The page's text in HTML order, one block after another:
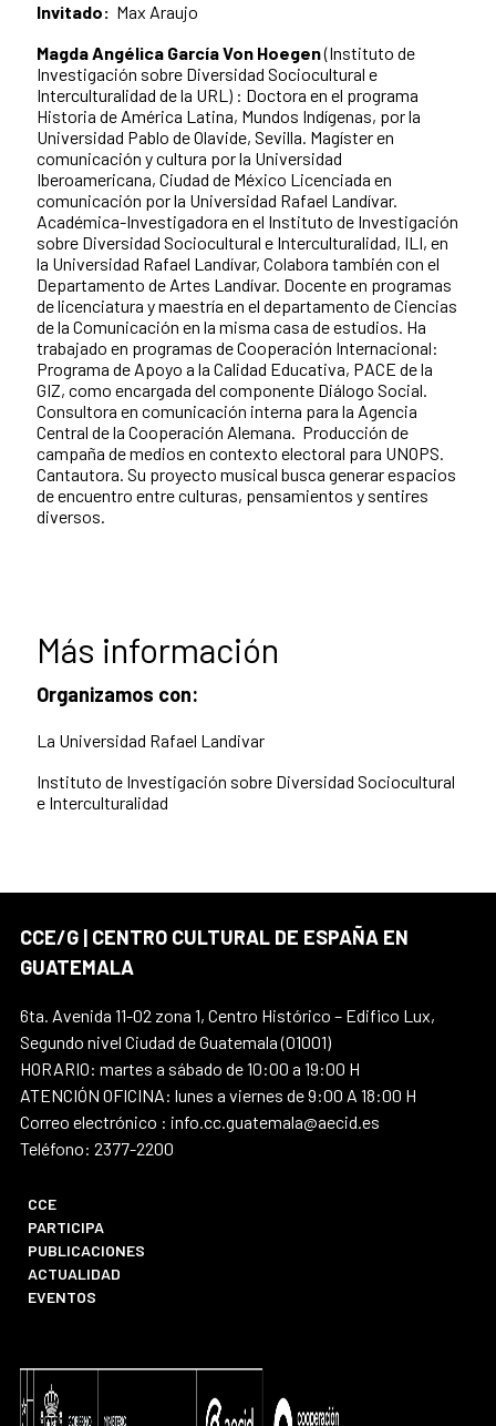
Invitado: Max Araujo
Magda Angélica García Von Hoegen(Instituto de
Investigación sobre Diversidad Sociocultural e
Interculturalidad de la URL) : Doctora en el programa
Historia de América Latina, Mundos Indígenas, por la
Universidad Pablo de Olavide, Sevilla. Magíster en
comunicación y cultura por la Universidad
Iberoamericana, Ciudad de México Licenciada en
comunicación por la Universidad Rafael Landívar.
Académica-Investigadora en el Instituto de Investigación
sobre Diversidad Sociocultural e Interculturalidad, ILI, en
la Universidad Rafael Landívar, Colabora también con el
Departamento de Artes Landívar. Docente en programas
de licenciatura y maestría en el departamento de Ciencias
de la Comunicación en la misma casa de estudios. Ha
trabajado en programas de Cooperación Internacional:
Programa de Apoyo a la Calidad Educativa, PACE de la
GIZ, como encargada del componente Diálogo Social.
Consultora en comunicación interna para la Agencia
Central de la Cooperación Alemana. Producción de
campaña de medios en contexto electoral para UNOPS.
Cantautora. Su proyecto musical busca generar espacios
de encuentro entre culturas, pensamientos y sentires
diversos.
Más información
Organizamos con:
La Universidad Rafael Landivar
Instituto de Investigación sobre Diversidad Sociocultural
e Interculturalidad
CCE/G | CENTRO CULTURAL DE ESPAÑA EN
GUATEMALA
6ta. Avenida 11-02 zona 1, Centro Histórico – Edifico Lux,
Segundo nivel Ciudad de Guatemala (01001)
HORARIO: martes a sábado de 10:00 a 19:00 H
ATENCIÓN OFICINA: lunes a viernes de 9:00 A 18:00 H
Correo electrónico : info.cc.guatemala@aecid.es
Teléfono: 2377-2200
CCE
PARTICIPA
PUBLICACIONES
ACTUALIDAD
EVENTOS